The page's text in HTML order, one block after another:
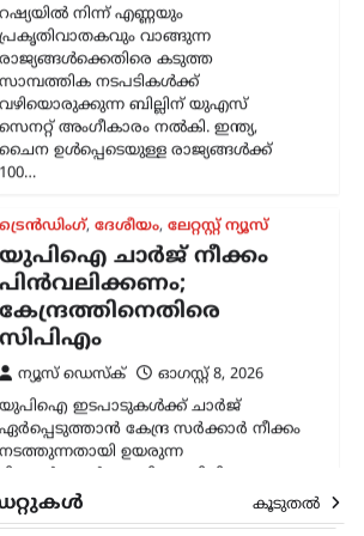
പ്രകൃതിവാതകവും വാങ്ങുന്ന
രാജ്യങ്ങൾക്കെതിരെ കടുത്ത
സാമ്പത്തിക നടപടികൾക്ക്
ബില്ലിന് യുഎസ്
സെനറ്റ് അംഗീകാരം നൽകി. ഇന്ത്യ,
ചൈന ഉൾപ്പെടെയുള്ള രാജ്യങ്ങൾക്ക്
100…
, ദേശീയം ലേറ്റസ്റ്റ് ന്യൂസ്
ചാർജ് നീക്കം
ന്യൂസ് ഡെസ്ക്
ഓഗസ്റ്റ്‌ 8, 2026
യുപിഐ ഇടപാടുകൾക്ക് ചാർജ്
ഏർപ്പെടുത്താൻ കേന്ദ്ര സർക്കാർ നീക്കം
ഉയരുന്ന
സിപിഎം
ഡിജിറ്റൽ
പ്രോത്സാഹിപ്പിച്ച
കൂടുതൽ